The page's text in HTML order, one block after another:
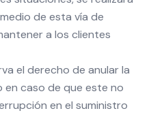
de esta vía de
a los clientes
el derecho de anular la
caso de que este no
en el suministro